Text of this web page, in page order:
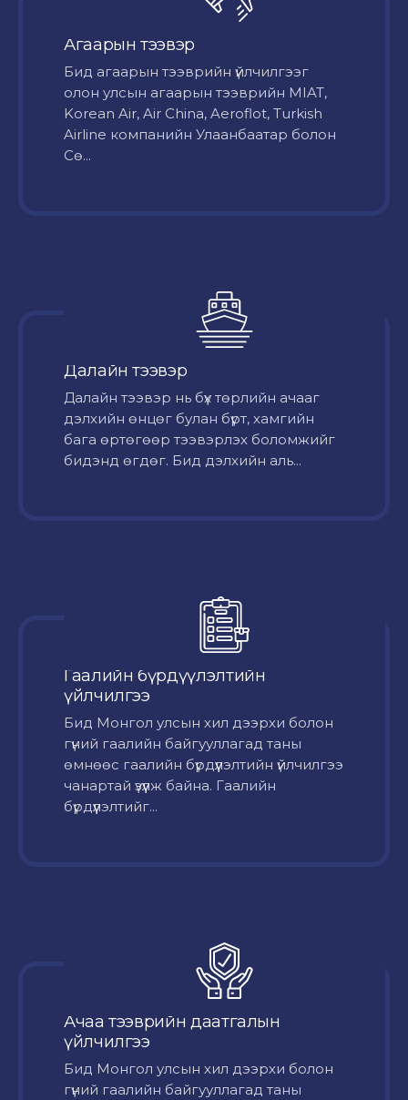
Агаарын тээвэр
Бид агаарын тээврийн үйлчилгээг
олон улсын агаарын тээврийн MIAT,
Korean Air, Air China, Aeroflot, Turkish
Airline компанийн Улаанбаатар болон
Сө...
Далайн тээвэр
Далайн тээвэр нь бүх төрлийн ачааг
дэлхийн өнцөг булан бүрт, хамгийн
бага өртөгөөр тээвэрлэх боломжийг
бидэнд өгдөг. Бид дэлхийн аль...
Гаалийн бүрдүүлэлтийн
үйлчилгээ
Бид Монгол улсын хил дээрхи болон
гүний гаалийн байгууллагад таны
өмнөөс гаалийн бүрдүүлэлтийн үйлчилгээ
чанартай үзүүлж байна. Гаалийн
бүрдүүлэлтийг...
Ачаа тээврийн даатгалын
үйлчилгээ
Бид Монгол улсын хил дээрхи болон
гүний гаалийн байгууллагад таны